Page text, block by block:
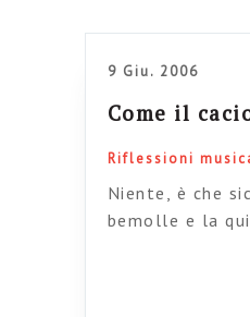
9 Giu. 2006
Come il
Riflessioni
Niente, è che
bemolle e la